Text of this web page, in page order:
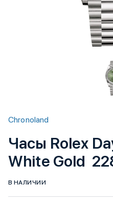
Chronoland
Часы Rolex
White Gold
В НАЛИЧИИ